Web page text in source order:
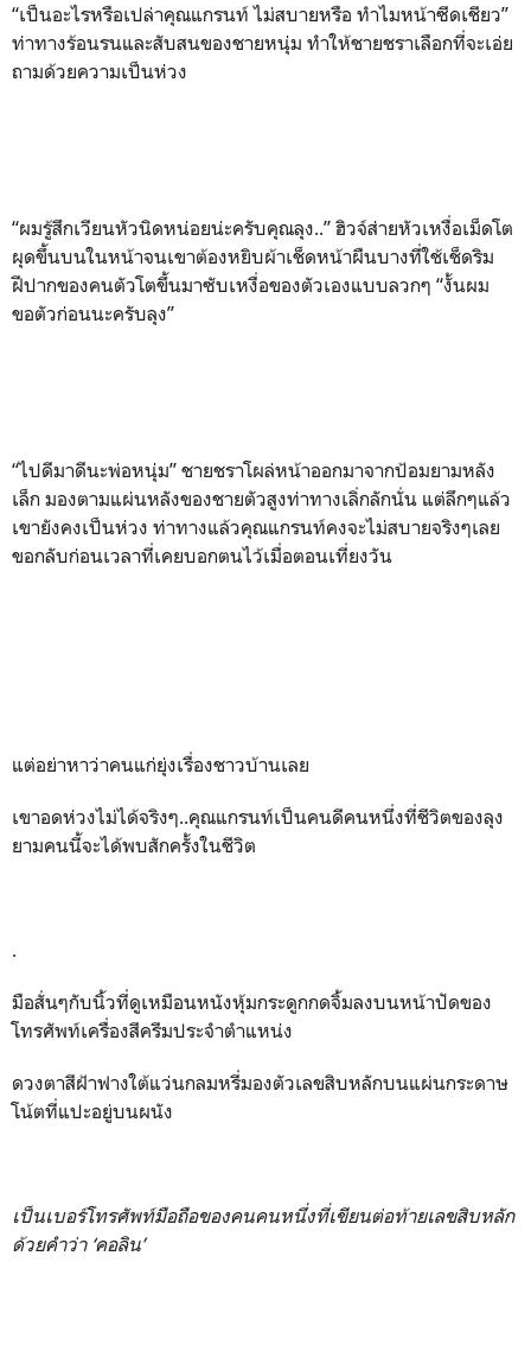
“เป็นอะไรหรือเปล่าคุณแกรนท์ ไม่สบายหรือ ทำไมหน้าซีดเชียว”
ท่าทางร้อนรนและสับสนของชายหนุ่ม ทำให้ชายชราเลือกที่จะเอ่ย
ถามด้วยความเป็นห่วง
“ผมรู้สึกเวียนหัวนิดหน่อยน่ะครับคุณลุง..” ฮิวจ์ส่ายหัวเหงื่อเม็ดโต
ผุดขึ้นบนในหน้าจนเขาต้องหยิบผ้าเช็ดหน้าผืนบางที่ใช้เช็ดริม
ฝีปากของคนตัวโตขึ้นมาซับเหงื่อของตัวเองแบบลวกๆ “งั้นผม
ขอตัวก่อนนะครับลุง”
“ไปดีมาดีนะพ่อหนุ่ม” ชายชราโผล่หน้าออกมาจากป้อมยามหลัง
เล็ก มองตามแผ่นหลังของชายตัวสูงท่าทางเลิ่กลักนั่น แต่ลึกๆแล้ว
เขายังคงเป็นห่วง ท่าทางแล้วคุณแกรนท์คงจะไม่สบายจริงๆเลย
ขอกลับก่อนเวลาที่เคยบอกตนไว้เมื่อตอนเที่ยงวัน
แต่อย่าหาว่าคนแก่ยุ่งเรื่องชาวบ้านเลย
เขาอดห่วงไม่ได้จริงๆ..คุณแกรนท์เป็นคนดีคนหนึ่งที่ชีวิตของลุง
ยามคนนี้จะได้พบสักครั้งในชีวิต
.
มือสั่นๆกับนิ้วที่ดูเหมือนหนังหุ้มกระดูกกดจิ้มลงบนหน้าปัดของ
โทรศัพท์เครื่องสีครีมประจำตำแหน่ง
ดวงตาสีฝ้าฟางใต้แว่นกลมหรี่มองตัวเลขสิบหลักบนแผ่นกระดาษ
โน้ตที่แปะอยู่บนผนัง
เป็นเบอร์โทรศัพท์มือถือของคนคนหนึ่งที่เขียนต่อท้ายเลขสิบหลัก
ด้วยคำว่า ‘คอลิน’